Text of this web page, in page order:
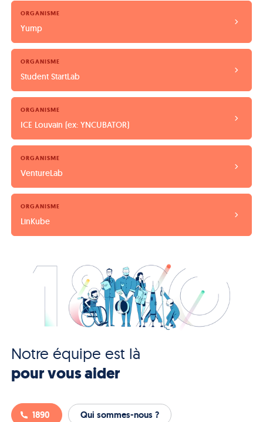
ORGANISME
Yump
ORGANISME
Student StartLab
ORGANISME
ICE Louvain (ex: YNCUBATOR)
ORGANISME
VentureLab
ORGANISME
LinKube
Notre équipe est là
pour vous aider
1890 Qui sommes-nous ?